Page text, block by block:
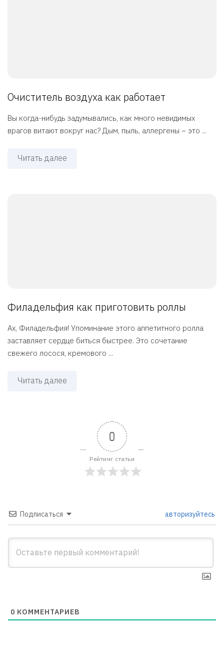
Очиститель воздуха как работает
Вы когда-нибудь задумывались, как много невидимых
врагов витают вокруг нас? Дым, пыль, аллергены – это ...
Читать далее
Филадельфия как приготовить роллы
Ах, Филадельфия! Упоминание этого аппетитного ролла
заставляет сердце биться быстрее. Это сочетание
свежего лосося, кремового ...
Читать далее
0
Рейтинг статьи
Подписаться авторизуйтесь
0 КОММЕНТАРИЕВ